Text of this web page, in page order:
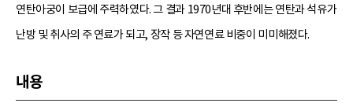
연탄아궁이 보급에 주력하였다. 그 결과 1970년대 후반에는 연탄과 석유가
난방 및 취사의 주 연료가 되고, 장작 등 자연연료 비중이 미미해졌다.
내용